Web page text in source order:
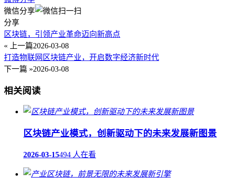
微信分享
分享
区块链，引领产业革命迈向新高点
« 上一篇2026-03-08
打造物联网区块链产业，开启数字经济新时代
下一篇 »2026-03-08
相关阅读
区块链产业模式，创新驱动下的未来发展新图景
2026-03-15494 人在看